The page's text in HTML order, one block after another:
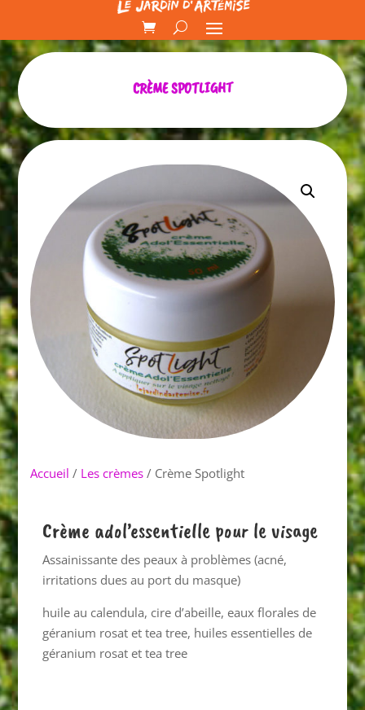
CRÈME SPOTLIGHT
Accueil / Les crèmes / Crème Spotlight
Crème adol’essentielle pour le visage
Assainissante des peaux à problèmes (acné,
irritations dues au port du masque)
huile au calendula, cire d’abeille, eaux florales de
géranium rosat et tea tree, huiles essentielles de
géranium rosat et tea tree